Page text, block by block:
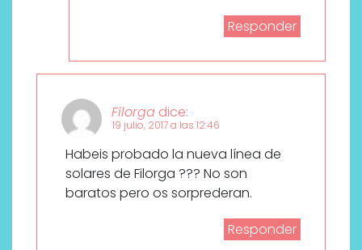
Responder
Filorga dice:
19 julio, 2017 a las 12:46
Habeis probado la nueva línea de
solares de Filorga ??? No son
baratos pero os sorprederan.
Responder